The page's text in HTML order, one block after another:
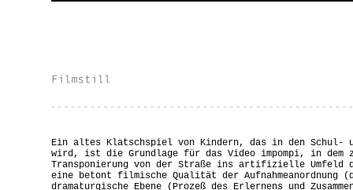
Ein altes Klatschspiel von Kindern, das in den Schul-
wird, ist die Grundlage für das Video impompi, in dem
Transponierung von der Straße ins artifizielle Umfeld
eine betont filmische Qualität der Aufnahmeanordnung
dramaturgische Ebene (Prozeß des Erlernens und